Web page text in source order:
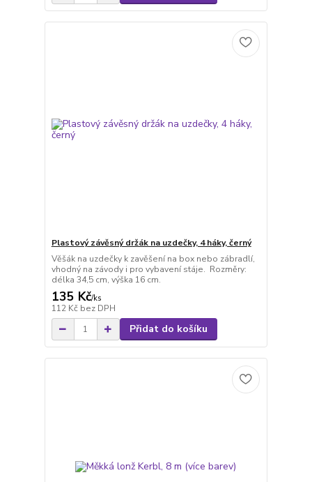
Plastový závěsný držák na uzdečky, 4 háky, černý
Věšák na uzdečky k zavěšení na box nebo zábradlí,
vhodný na závody i pro vybavení stáje. Rozměry:
délka 34,5 cm, výška 16 cm.
135 Kč/ks
112 Kč bez DPH
Přidat do košíku